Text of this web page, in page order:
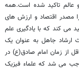
تاکید شده است.همه
مصدر اقتصاد و ارزش های
می کند که با یادگیری علم
جاهل به عنوان یک
از زمان امام صادق(ع) در
می شد که علماء فیزیک